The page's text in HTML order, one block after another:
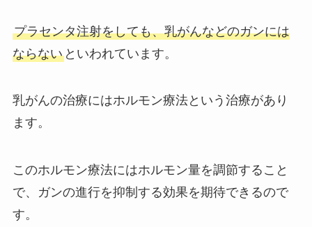
プラセンタ注射をしても、乳がんなどのガンには
ならないといわれています。
乳がんの治療にはホルモン療法という治療があり
ます。
このホルモン療法にはホルモン量を調節すること
で、ガンの進行を抑制する効果を期待できるので
す。